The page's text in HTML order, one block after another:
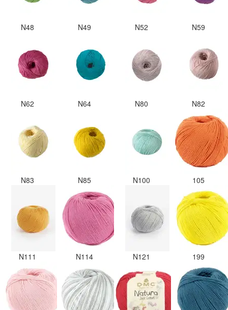
N48 N49 N52 N59
N62 N64 N80 N82
N83 N85 N100 105
N111 N114 N121 199